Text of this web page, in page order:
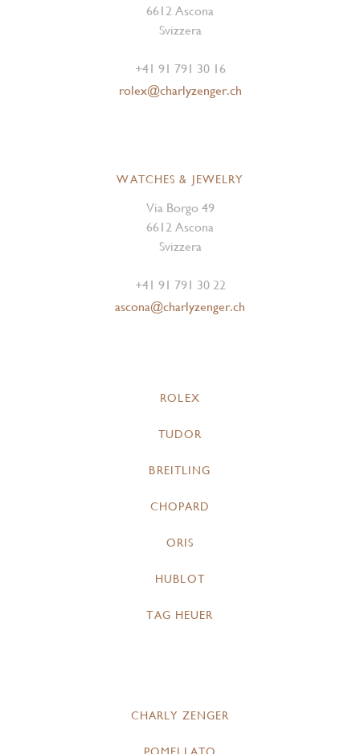
6612 Ascona
Svizzera
+41 91 791 30 16
rolex@charlyzenger.ch
WATCHES & JEWELRY
Via Borgo 49
6612 Ascona
Svizzera
+41 91 791 30 22
ascona@charlyzenger.ch
ROLEX
TUDOR
BREITLING
CHOPARD
ORIS
HUBLOT
TAG HEUER
CHARLY ZENGER